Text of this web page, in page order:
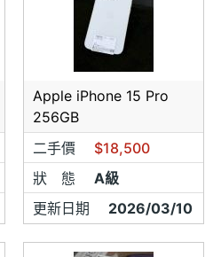
Apple iPhone 15 Pro
256GB
二手價
$18,500
狀 態
A級
更新日期
2026/03/10